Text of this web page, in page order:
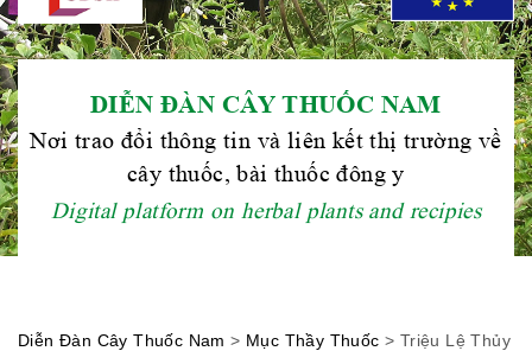
DIỄN ĐÀN CÂY THUỐC NAM
Nơi trao đổi thông tin và liên kết thị trường về
cây thuốc, bài thuốc đông y
Digital platform on herbal plants and recipies
Diễn Đàn Cây Thuốc Nam > Mục Thầy Thuốc > Triệu Lệ Thủy
Hội Đông Y TP. Hà Nội